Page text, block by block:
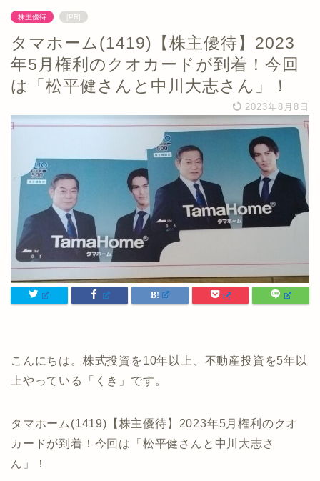
株主優待 [PR]
タマホーム(1419)【株主優待】2023
年5月権利のクオカードが到着！今回
は「松平健さんと中川大志さん」！
2023年8月8日
こんにちは。株式投資を10年以上、不動産投資を5年以
上やっている「くき」です。
タマホーム(1419)【株主優待】2023年5月権利のクオ
カードが到着！今回は「松平健さんと中川大志さ
ん」！